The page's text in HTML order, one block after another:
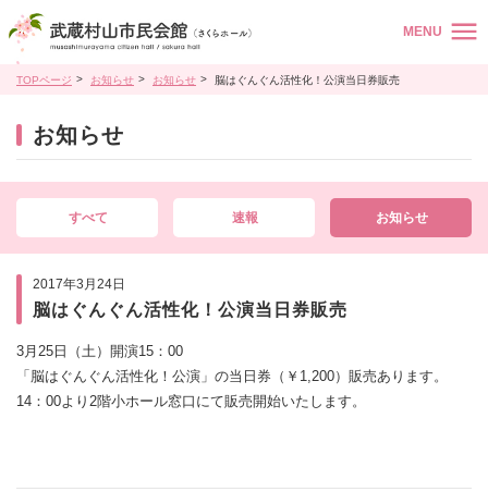
MENU
TOPページ お知らせ お知らせ 脳はぐんぐん活性化！公演当日券販売
お知らせ
すべて 速報 お知らせ
2017年3月24日
脳はぐんぐん活性化！公演当日券販売
3月25日（土）開演15：00
「脳はぐんぐん活性化！公演」の当日券（￥1,200）販売あります。
14：00より2階小ホール窓口にて販売開始いたします。